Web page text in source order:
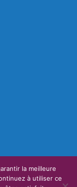
la meilleure
à utiliser ce